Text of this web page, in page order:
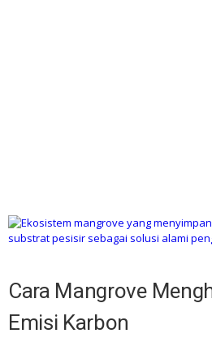
Cara Mangrove
Emisi Karbon